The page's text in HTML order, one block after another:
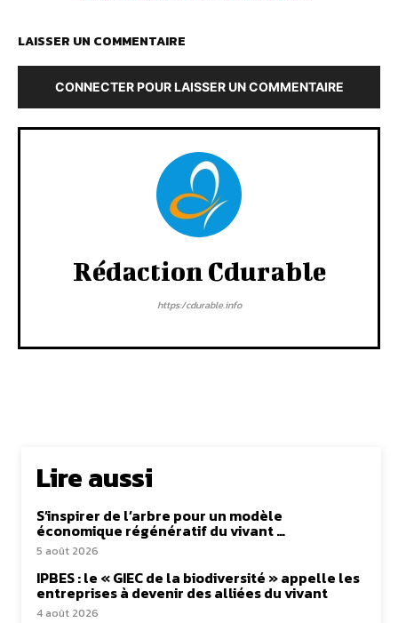
LAISSER UN COMMENTAIRE
CONNECTER POUR LAISSER UN COMMENTAIRE
Rédaction Cdurable
https:/cdurable.info
Lire aussi
S’inspirer de l’arbre pour un modèle
économique régénératif du vivant …
5 août 2026
IPBES : le « GIEC de la biodiversité » appelle les
entreprises à devenir des alliées du vivant
4 août 2026